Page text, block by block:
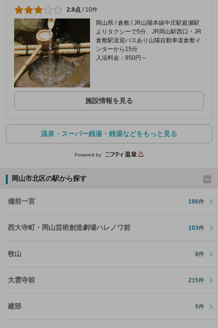
2.9点 / 10件
岡山県 / 倉敷 / JR山陽本線中庄駅庭瀬駅
よりタクシーで5分、JR岡山駅西口・JR
倉敷駅送迎バスあり山陽自動車道倉敷イ
ンターから15分
入浴料金：950円～
施設情報を見る
温泉・スーパー銭湯・銭湯などをもっと見る
Powered by
岡山市北区の駅から探す
備前一宮 186件
西大寺町・岡山芸術創造劇場ハレノワ前 103件
牧山 8件
大雲寺前 215件
建部 5件